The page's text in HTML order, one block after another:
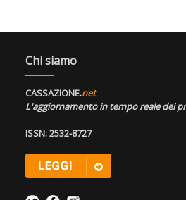
Chi siamo
CASSAZIONE.net
L'aggiornamento in tempo reale dei
ISSN: 2532-8727